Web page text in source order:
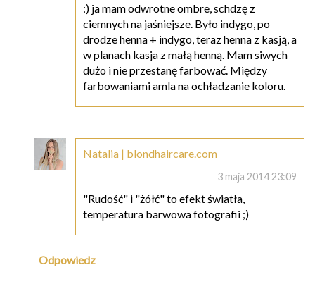
:) ja mam odwrotne ombre, schdzę z
ciemnych na jaśniejsze. Było indygo, po
drodze henna + indygo, teraz henna z kasją, a
w planach kasja z małą henną. Mam siwych
dużo i nie przestanę farbować. Między
farbowaniami amla na ochładzanie koloru.
Natalia | blondhaircare.com
3 maja 2014 23:09
"Rudość" i "żółć" to efekt światła,
temperatura barwowa fotografii ;)
Odpowiedz